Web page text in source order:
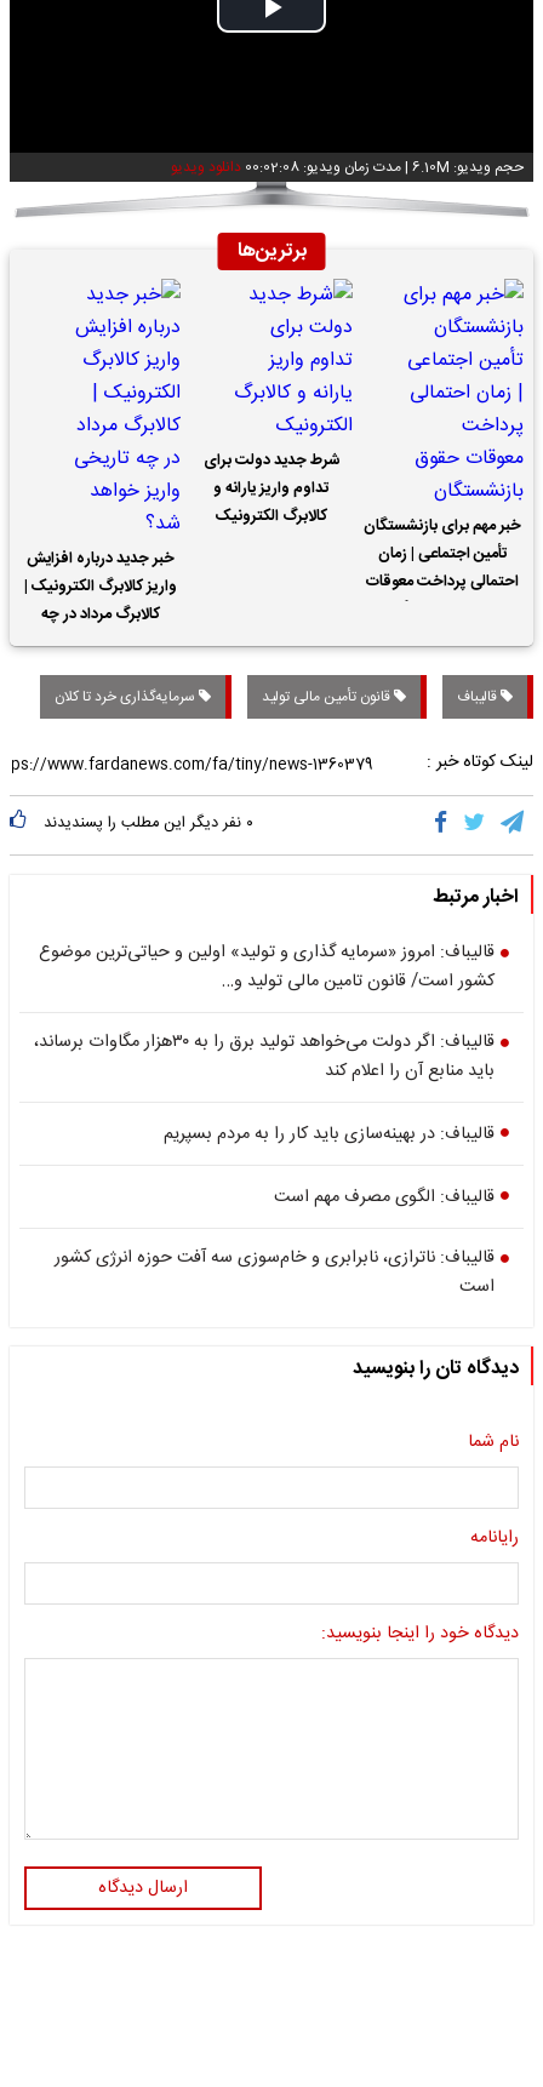
Play
حجم ویدیو: 6.10M |مدت زمان ویدیو: 00:02:08 دانلود ویدیو
برترین‌ها
خبر مهم برای بازنشستگان
تأمین اجتماعی | زمان
احتمالی پرداخت معوقات
شرط جدید دولت برای
تداوم واریز یارانه و
کالابرگ الکترونیک
خبر جدید درباره افزایش
واریز کالابرگ الکترونیک |
کالابرگ مرداد در چه
تاریخی واریز خواهد شد؟
قالیباف قانون تأمین مالی تولید سرمایه‌گذاری خرد تا کلان
لینک کوتاه خبر :
۰ نفر دیگر این مطلب را پسندیدند
اخبار مرتبط
قالیباف: امروز «سرمایه گذاری و تولید» اولین و حیاتی‌ترین موضوع
کشور است/ قانون تامین مالی تولید و…
قالیباف: اگر دولت می‌خواهد تولید برق را به ۳۰هزار مگاوات برساند،
باید منابع آن را اعلام کند
قالیباف: در بهینه‌سازی باید کار را به مردم بسپریم
قالیباف: الگوی مصرف مهم است
قالیباف: ناترازی، نابرابری و خام‌سوزی سه آفت حوزه انرژی کشور
است
دیدگاه تان را بنویسید
نام شما
رایانامه
دیدگاه خود را اینجا بنویسید:
ارسال دیدگاه